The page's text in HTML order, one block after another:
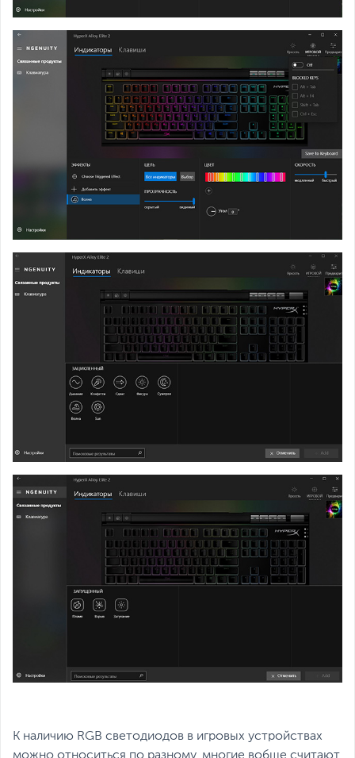
К наличию RGB светодиодов в игровых устройствах
можно относиться по разному, многие вобще считают